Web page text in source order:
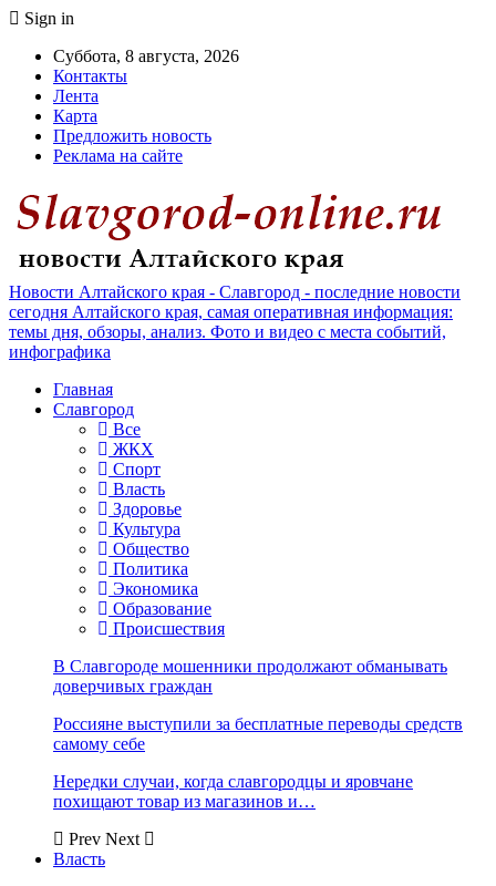
Sign in
Суббота, 8 августа, 2026
Контакты
Лента
Карта
Предложить новость
Реклама на сайте
Новости Алтайского края - Славгород - последние новости
сегодня Алтайского края, самая оперативная информация:
темы дня, обзоры, анализ. Фото и видео с места событий,
инфографика
Главная
Славгород
Все
ЖКХ
Спорт
Власть
Здоровье
Культура
Общество
Политика
Экономика
Образование
Происшествия
В Славгороде мошенники продолжают обманывать
доверчивых граждан
Россияне выступили за бесплатные переводы средств
самому себе
Нередки случаи, когда славгородцы и яровчане
похищают товар из магазинов и…
Prev Next
Власть